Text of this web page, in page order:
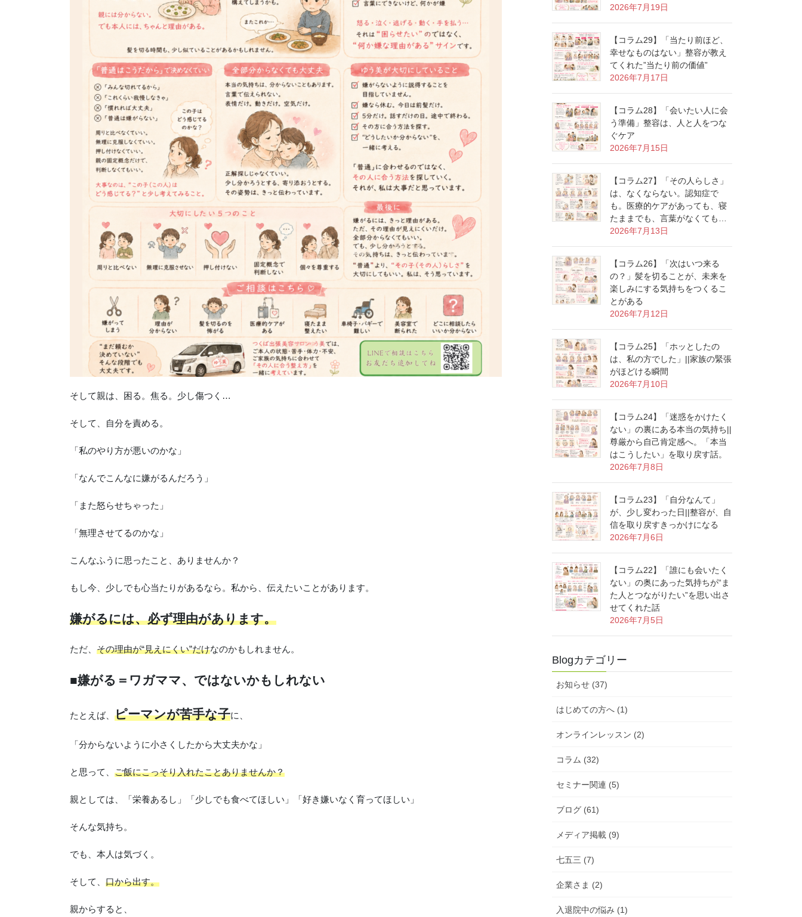
そして親は、困る。焦る。少し傷つく…
そして、自分を責める。
「私のやり方が悪いのかな」
「なんでこんなに嫌がるんだろう」
「また怒らせちゃった」
「無理させてるのかな」
こんなふうに思ったこと、ありませんか？
もし今、少しでも心当たりがあるなら。私から、伝えたいことがあります。
嫌がるには、必ず理由があります。
ただ、 その理由が“見えにくい”だけなのかもしれません。
■嫌がる＝ワガママ、ではないかもしれない
たとえば、 ピーマンが苦手な子に、
「分からないように小さくしたから大丈夫かな」
と思って、 ご飯にこっそり入れたことありませんか？
親としては、「栄養あるし」「少しでも食べてほしい」「好き嫌いなく育ってほしい」
そんな気持ち。
でも、本人は気づく。
そして、 口から出す。
親からすると、
2026年7月19日
【コラム29】「当たり前ほど、
幸せなものはない」整容が教え
てくれた”当たり前の価値”
2026年7月17日
【コラム28】「会いたい人に会
う準備」整容は、人と人をつな
ぐケア
2026年7月15日
【コラム27】「その人らしさ」
は、なくならない。認知症で
も。医療的ケアがあっても、寝
たままでも、言葉がなくても…
2026年7月13日
【コラム26】「次はいつ来る
の？」髪を切ることが、未来を
楽しみにする気持ちをつくるこ
とがある
2026年7月12日
【コラム25】「ホッとしたの
は、私の方でした」||家族の緊張
がほどける瞬間
2026年7月10日
【コラム24】「迷惑をかけたく
ない」の裏にある本当の気持ち||
尊厳から自己肯定感へ。「本当
はこうしたい」を取り戻す話。
2026年7月8日
【コラム23】「自分なんて」
が、少し変わった日||整容が、自
信を取り戻すきっかけになる
2026年7月6日
【コラム22】「誰にも会いたく
ない」の奥にあった気持ちが“ま
た人とつながりたい”を思い出さ
せてくれた話
2026年7月5日
Blogカテゴリー
お知らせ (37)
はじめての方へ (1)
オンラインレッスン (2)
コラム (32)
セミナー関連 (5)
ブログ (61)
メディア掲載 (9)
七五三 (7)
企業さま (2)
入退院中の悩み (1)